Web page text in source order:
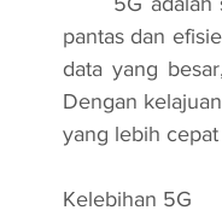
pantas dan
data yang
Dengan
yang lebih
Kelebihan 5G